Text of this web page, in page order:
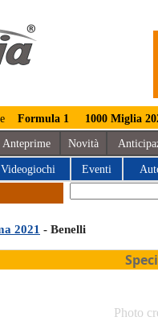
Formula 1 1000 Miglia
Anteprime Novità
Videogiochi Eventi
2021 - Benelli
Photo